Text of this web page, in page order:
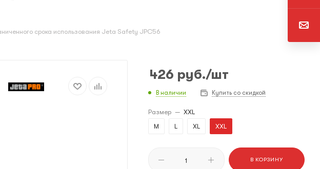
срока использования Jeta Safety JPC56
426 руб./шт
В наличии Купить со скидкой
Размер — XXL
M
L XL XXL
В КОРЗИНУ